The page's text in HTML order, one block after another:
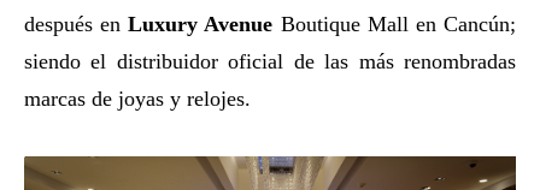
después enLuxury Avenue Boutique Mall en Cancún;
siendo el distribuidor oficial de las más renombradas
marcas de joyas y relojes.